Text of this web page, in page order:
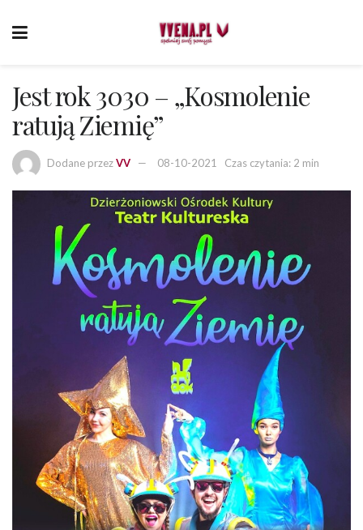
Jest rok 3030 – „Kosmolenie
ratują Ziemię”
Dodane przezVV 08-10-2021 Czas czytania: 2 min